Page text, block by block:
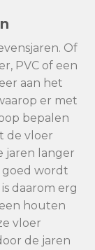
Of
PVC of een
aan het
er met
bepalen
de vloer
jaren langer
goed wordt
daarom erg
houten
vloer
de jaren